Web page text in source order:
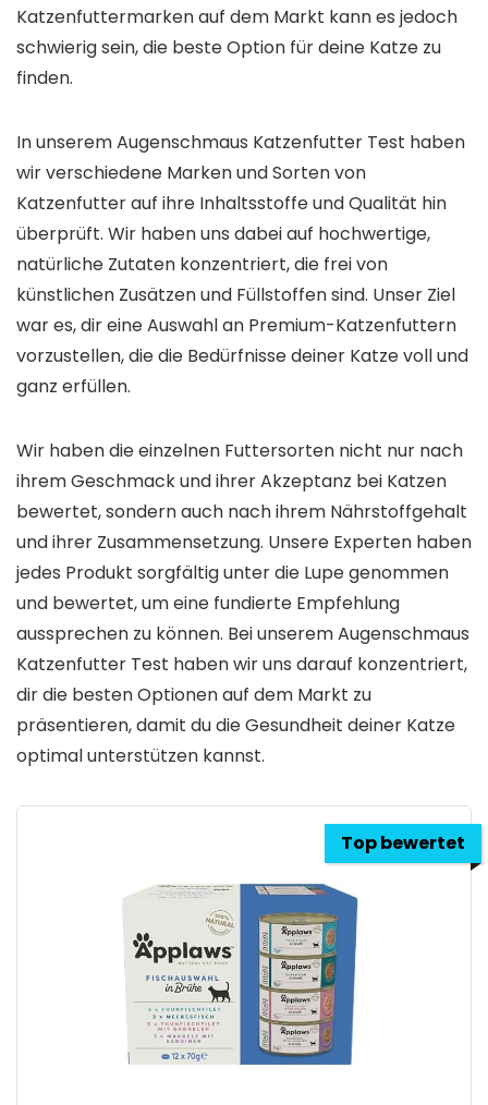
Katzenfuttermarken auf dem Markt kann es jedoch
schwierig sein, die beste Option für deine Katze zu
finden.
In unserem Augenschmaus Katzenfutter Test haben
wir verschiedene Marken und Sorten von
Katzenfutter auf ihre Inhaltsstoffe und Qualität hin
überprüft. Wir haben uns dabei auf hochwertige,
natürliche Zutaten konzentriert, die frei von
künstlichen Zusätzen und Füllstoffen sind. Unser Ziel
war es, dir eine Auswahl an Premium-Katzenfuttern
vorzustellen, die die Bedürfnisse deiner Katze voll und
ganz erfüllen.
Wir haben die einzelnen Futtersorten nicht nur nach
ihrem Geschmack und ihrer Akzeptanz bei Katzen
bewertet, sondern auch nach ihrem Nährstoffgehalt
und ihrer Zusammensetzung. Unsere Experten haben
jedes Produkt sorgfältig unter die Lupe genommen
und bewertet, um eine fundierte Empfehlung
aussprechen zu können. Bei unserem Augenschmaus
Katzenfutter Test haben wir uns darauf konzentriert,
dir die besten Optionen auf dem Markt zu
präsentieren, damit du die Gesundheit deiner Katze
optimal unterstützen kannst.
Top bewertet